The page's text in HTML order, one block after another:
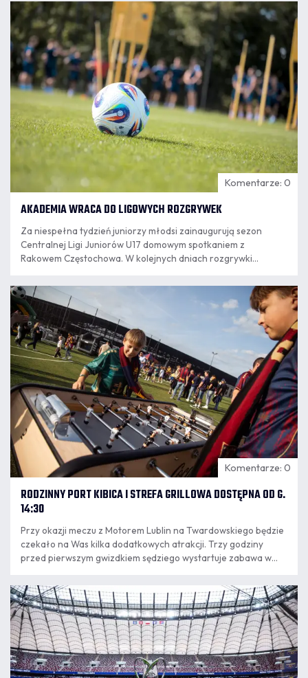
07.08
8:18
Komentarze: 0
AKADEMIA WRACA DO LIGOWYCH ROZGRYWEK
Za niespełna tydzień juniorzy młodsi zainaugurują sezon
Centralnej Ligi Juniorów U17 domowym spotkaniem z
Rakowem Częstochowa. W kolejnych dniach rozgrywki
07.08
8:14
Komentarze: 0
RODZINNY PORT KIBICA I STREFA GRILLOWA DOSTĘPNA OD G.
14:30
Przy okazji meczu z Motorem Lublin na Twardowskiego będzie
czekało na Was kilka dodatkowych atrakcji. Trzy godziny
przed pierwszym gwizdkiem sędziego wystartuje zabawa w
06.08
18:10